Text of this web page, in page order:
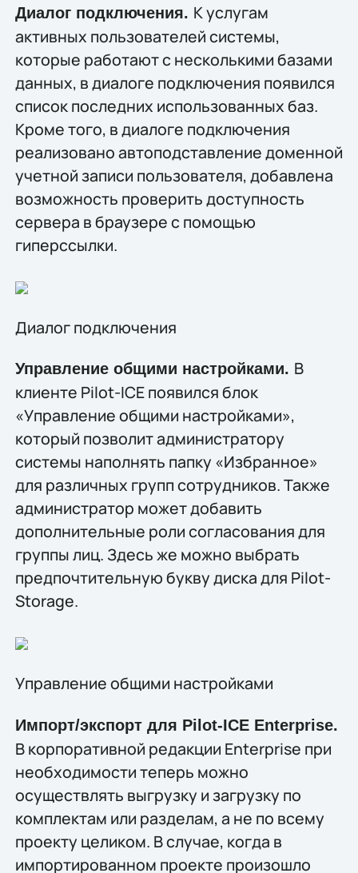
Диалог подключения. К услугам
активных пользователей системы,
которые работают с несколькими базами
данных, в диалоге подключения появился
список последних использованных баз.
Кроме того, в диалоге подключения
реализовано автоподставление доменной
учетной записи пользователя, добавлена
возможность проверить доступность
сервера в браузере с помощью
гиперссылки.
Диалог подключения
Управление общими настройками. В
клиенте Pilot-ICE появился блок
«Управление общими настройками»,
который позволит администратору
системы наполнять папку «Избранное»
для различных групп сотрудников. Также
администратор может добавить
дополнительные роли согласования для
группы лиц. Здесь же можно выбрать
предпочтительную букву диска для Pilot-
Storage.
Управление общими настройками
Импорт/экспорт для Pilot-ICE Enterprise.
В корпоративной редакции Enterprise при
необходимости теперь можно
осуществлять выгрузку и загрузку по
комплектам или разделам, а не по всему
проекту целиком. В случае, когда в
импортированном проекте произошло